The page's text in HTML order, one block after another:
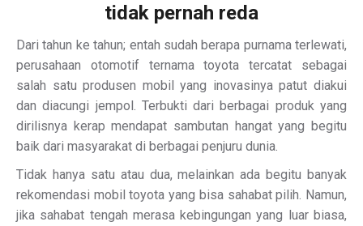
tidak pernah reda
Dari tahun ke tahun; entah sudah berapa purnama terlewati,
perusahaan otomotif ternama toyota tercatat sebagai
salah satu produsen mobil yang inovasinya patut diakui
dan diacungi jempol. Terbukti dari berbagai produk yang
dirilisnya kerap mendapat sambutan hangat yang begitu
baik dari masyarakat di berbagai penjuru dunia.
Tidak hanya satu atau dua, melainkan ada begitu banyak
rekomendasi mobil toyota yang bisa sahabat pilih. Namun,
jika sahabat tengah merasa kebingungan yang luar biasa,